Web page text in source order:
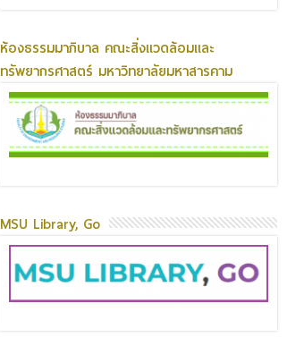
ห้องธรรมมาภิบาล คณะสิ่งแวดล้อมและ
ทรัพยากรศาสตร์ มหาวิทยาลัยมหาสารคาม
MSU Library, Go